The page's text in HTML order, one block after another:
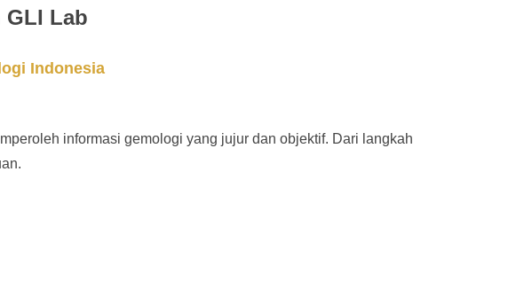
GLI Lab
Indonesia
informasi gemologi yang jujur dan objektif. Dari langkah